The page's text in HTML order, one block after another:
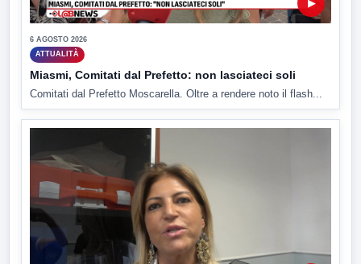
▶
6 AGOSTO 2026
ATTUALITÀ
Miasmi, Comitati dal Prefetto: non lasciateci soli
Comitati dal Prefetto Moscarella. Oltre a rendere noto il flash...